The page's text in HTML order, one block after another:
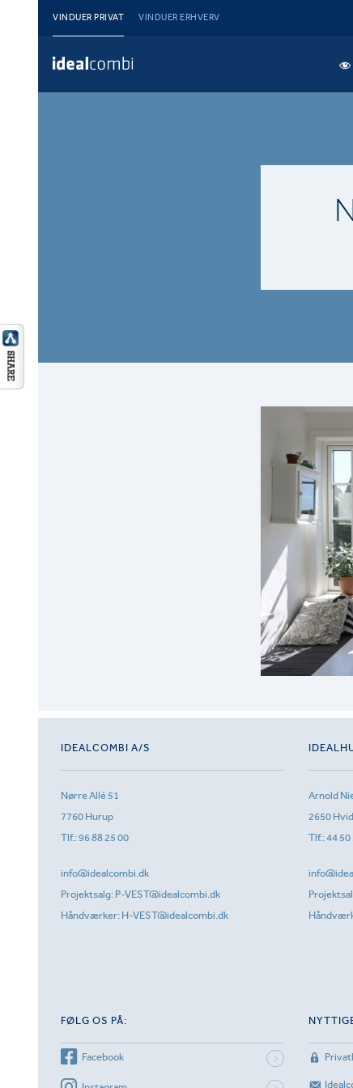
VINDUER PRIVAT VINDUER ERHVERV
IDEALCOMBI A/S
Nørre Allé 51
7760 Hurup
Tlf.:96 88 25 00
info@idealcombi.dk
Projektsalg: P-VEST@idealcombi.dk
Håndværker: H-VEST@idealcombi.dk
Arnold
2650
Tlf.:44 50
FØLG OS PÅ:
Facebook